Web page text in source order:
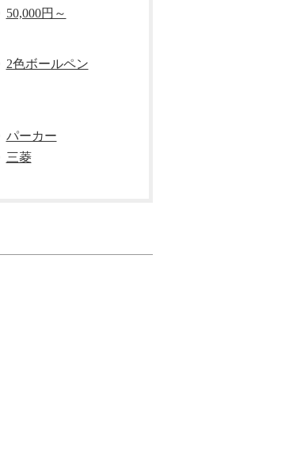
50,000円～
2色ボールペン
パーカー
三菱